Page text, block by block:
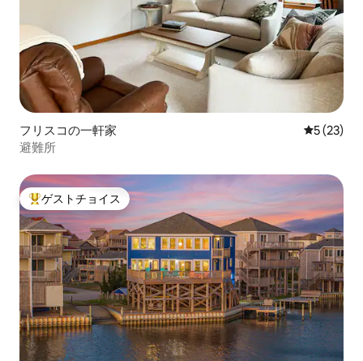
フリスコの一軒家 レビュー
5 (23)
避難所
大好評のゲストチョイスです。
ゲストチョイス